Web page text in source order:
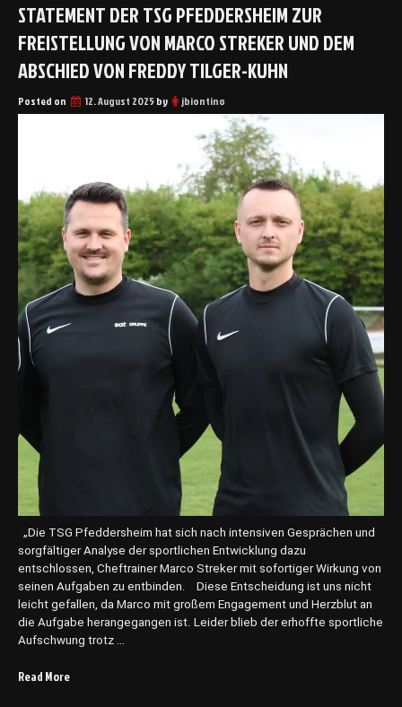
a
l
e
r
o
i
c
h
i
n
s
W
o
a
t
e
r
,
K
f
,
L
e
i
d
e
e
l
o
h
n
t
s
STATEMENT DER TSG PFEDDERSHEIM ZUR
FREISTELLUNG VON MARCO STREKER UND DEM
ABSCHIED VON FREDDY TILGER-KUHN
Posted on 12. August 2025by jbiontino
„Die TSG Pfeddersheim hat sich nach intensiven Gesprächen und
sorgfältiger Analyse der sportlichen Entwicklung dazu
entschlossen, Cheftrainer Marco Streker mit sofortiger Wirkung von
seinen Aufgaben zu entbinden. Diese Entscheidung ist uns nicht
leicht gefallen, da Marco mit großem Engagement und Herzblut an
die Aufgabe herangegangen ist. Leider blieb der erhoffte sportliche
Aufschwung trotz …
Read More